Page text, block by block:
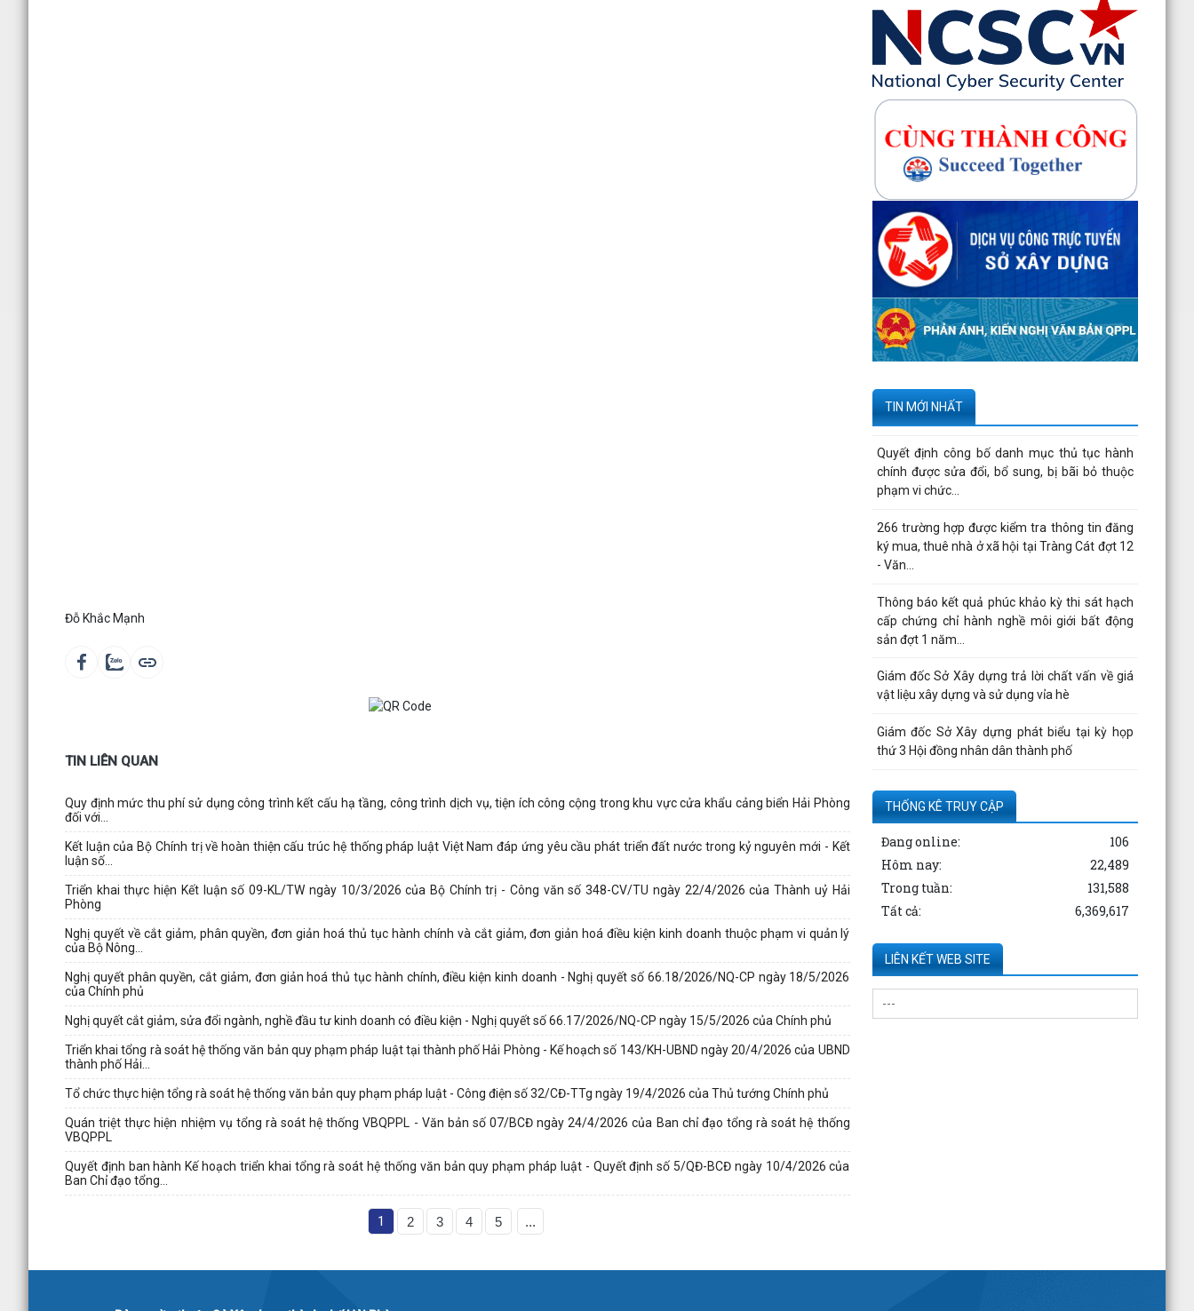
Đỗ Khắc Mạnh
TIN LIÊN QUAN
Quy định mức thu phí sử dụng công trình kết cấu hạ tầng, công trình dịch vụ, tiện ích công cộng trong khu vực cửa khẩu cảng biển Hải Phòng
đối với...
Kết luận của Bộ Chính trị về hoàn thiện cấu trúc hệ thống pháp luật Việt Nam đáp ứng yêu cầu phát triển đất nước trong kỷ nguyên mới - Kết
luận số...
Triển khai thực hiện Kết luận số 09-KL/TW ngày 10/3/2026 của Bộ Chính trị - Công văn số 348-CV/TU ngày 22/4/2026 của Thành uỷ Hải
Phòng
Nghị quyết về cắt giảm, phân quyền, đơn giản hoá thủ tục hành chính và cắt giảm, đơn giản hoá điều kiện kinh doanh thuộc phạm vi quản lý
của Bộ Nông...
Nghị quyết phân quyền, cắt giảm, đơn giản hoá thủ tục hành chính, điều kiện kinh doanh - Nghị quyết số 66.18/2026/NQ-CP ngày 18/5/2026
của Chính phủ
Nghị quyết cắt giảm, sửa đổi ngành, nghề đầu tư kinh doanh có điều kiện - Nghị quyết số 66.17/2026/NQ-CP ngày 15/5/2026 của Chính phủ
Triển khai tổng rà soát hệ thống văn bản quy phạm pháp luật tại thành phố Hải Phòng - Kế hoạch số 143/KH-UBND ngày 20/4/2026 của UBND
thành phố Hải...
Tổ chức thực hiện tổng rà soát hệ thống văn bản quy phạm pháp luật - Công điện số 32/CĐ-TTg ngày 19/4/2026 của Thủ tướng Chính phủ
Quán triệt thực hiện nhiệm vụ tổng rà soát hệ thống VBQPPL - Văn bản số 07/BCĐ ngày 24/4/2026 của Ban chỉ đạo tổng rà soát hệ thống
VBQPPL
Quyết định ban hành Kế hoạch triển khai tổng rà soát hệ thống văn bản quy phạm pháp luật - Quyết định số 5/QĐ-BCĐ ngày 10/4/2026 của
Ban Chỉ đạo tổng...
1 2 3 4 5 ...
TIN MỚI NHẤT
20 căn nhà ở thấp tầng tại Khu dân cư Hồng
Phong đủ điều kiện đưa vào kinh doanh - Văn
270 căn nhà ở thấp tầng tại Dự án Khu đô thị
mới phường Thủy Nguyên đủ điều kiện đưa
vào kinh doanh...
Công bố danh mục thủ tục hành chính được
sửa đổi, bổ sung, thay thế, bị bãi bỏ thuộc
phạm vi chức...
Kê khai giá hàng hóa, dịch vụ bán trong nước
hoặc xuất khẩu của Công ty TNHH ống thép
190 - Văn bản...
nghề hoạt động xây dựng do vướng mắc hệ
thống - Thông...
Quyết định công bố danh mục thủ tục hành
chính được sửa đổi, bổ sung, bị bãi bỏ thuộc
phạm vi chức...
266 trường hợp được kiểm tra thông tin đăng
ký mua, thuê nhà ở xã hội tại Tràng Cát đợt 12
- Văn...
Thông báo kết quả phúc khảo kỳ thi sát hạch
cấp chứng chỉ hành nghề môi giới bất động
sản đợt 1 năm...
Giám đốc Sở Xây dựng trả lời chất vấn về giá
vật liệu xây dựng và sử dụng vỉa hè
Giám đốc Sở Xây dựng phát biểu tại kỳ họp
thứ 3 Hội đồng nhân dân thành phố
Công bố thông tin của Công ty cổ phần tư vấn
thuỷ lợi Hải Phòng
Quyết định công bố thủ tục hành chính nội bộ
được sửa đổi, bổ sung thuộc phạm vi, chức
năng quản lý...
Thông tin về số lượng căn hộ chung cư thuộc
chức, cá nhân...
Kê khai giá hàng hóa, dịch vụ bán trong nước
THỐNG KÊ TRUY CẬP
Đang online:
106
Hôm nay:
22,489
Trong tuần:
131,588
Tất cả:
6,369,617
LIÊN KẾT WEB SITE